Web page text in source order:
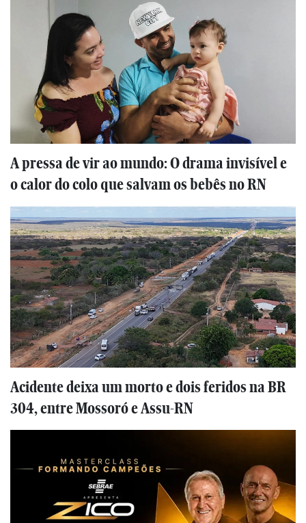
A pressa de vir ao mundo: O drama invisível e
o calor do colo que salvam os bebês no RN
Acidente deixa um morto e dois feridos na BR
304, entre Mossoró e Assu-RN